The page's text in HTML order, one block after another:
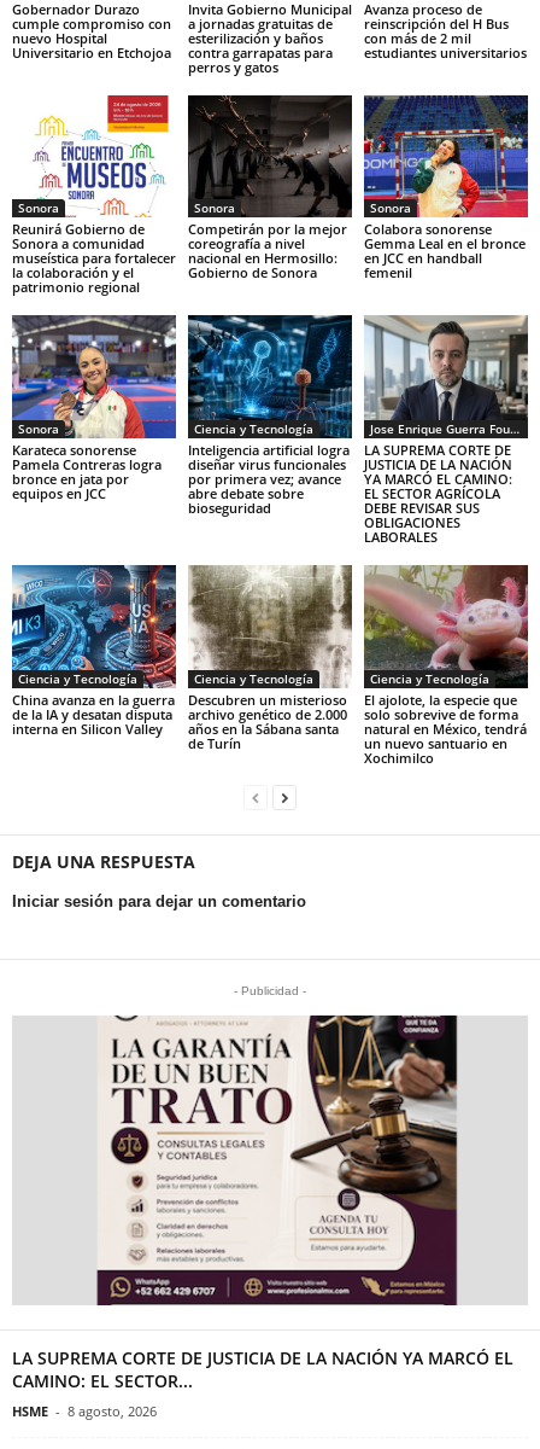
Gobernador Durazo
cumple compromiso con
nuevo Hospital
Universitario en Etchojoa
Invita Gobierno Municipal
a jornadas gratuitas de
esterilización y baños
contra garrapatas para
perros y gatos
Avanza proceso de
reinscripción del H Bus
con más de 2 mil
estudiantes universitarios
Sonora
Reunirá Gobierno de
Sonora a comunidad
museística para fortalecer
la colaboración y el
patrimonio regional
Sonora
Competirán por la mejor
coreografía a nivel
nacional en Hermosillo:
Gobierno de Sonora
Sonora
Colabora sonorense
Gemma Leal en el bronce
en JCC en handball
femenil
Sonora
Karateca sonorense
Pamela Contreras logra
bronce en jata por
equipos en JCC
Ciencia y Tecnología
Inteligencia artificial logra
diseñar virus funcionales
por primera vez; avance
abre debate sobre
bioseguridad
Jose Enrique Guerra Fourcade
LA SUPREMA CORTE DE
JUSTICIA DE LA NACIÓN
YA MARCÓ EL CAMINO:
EL SECTOR AGRÍCOLA
DEBE REVISAR SUS
OBLIGACIONES
LABORALES
Ciencia y Tecnología
China avanza en la guerra
de la IA y desatan disputa
interna en Silicon Valley
Ciencia y Tecnología
Descubren un misterioso
archivo genético de 2.000
años en la Sábana santa
de Turín
Ciencia y Tecnología
El ajolote, la especie que
solo sobrevive de forma
natural en México, tendrá
un nuevo santuario en
Xochimilco
DEJA UNA RESPUESTA
Iniciar sesión para dejar un comentario
- Publicidad -
LA SUPREMA CORTE DE JUSTICIA DE LA NACIÓN YA MARCÓ EL
CAMINO: EL SECTOR...
HSME - 8 agosto, 2026